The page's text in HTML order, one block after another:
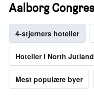
Aalborg
4-stjerners hoteller
Hoteller i North Jutland
Mest populære byer